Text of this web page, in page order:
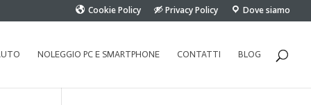
Cookie Policy Privacy Policy Dove siamo
NOLEGGIO PC E SMARTPHONE CONTATTI BLOG